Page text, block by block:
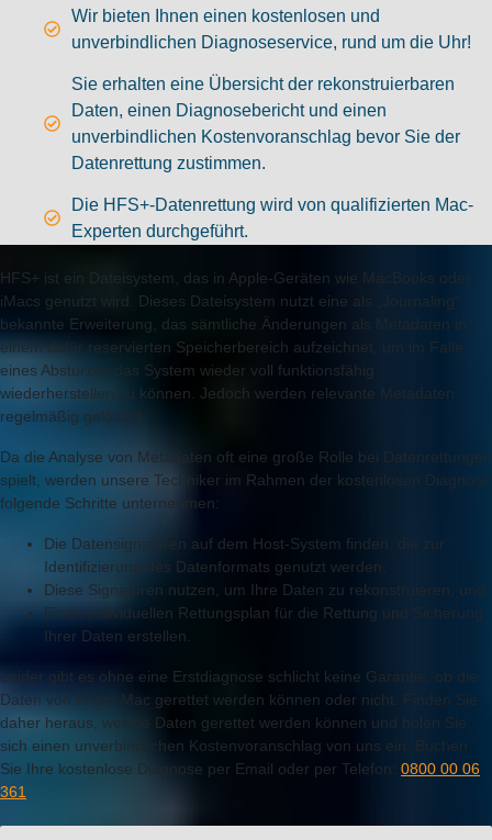
Wir bieten Ihnen einen kostenlosen und
unverbindlichen Diagnoseservice, rund um die Uhr!
Sie erhalten eine Übersicht der rekonstruierbaren
Daten, einen Diagnosebericht und einen
unverbindlichen Kostenvoranschlag bevor Sie der
Datenrettung zustimmen.
Die HFS+-Datenrettung wird von qualifizierten Mac-
Experten durchgeführt.
HFS+ ist ein Dateisystem, das in Apple-Geräten wie MacBooks oder
iMacs genutzt wird. Dieses Dateisystem nutzt eine als „Journaling“
bekannte Erweiterung, das sämtliche Änderungen als Metadaten in
einem dafür reservierten Speicherbereich aufzeichnet, um im Falle
eines Absturzes das System wieder voll funktionsfähig
wiederherstellen zu können. Jedoch werden relevante Metadaten
regelmäßig gelöscht.
Da die Analyse von Metadaten oft eine große Rolle bei Datenrettungen
spielt, werden unsere Techniker im Rahmen der kostenlosen Diagnose
folgende Schritte unternehmen:
Die Datensignaturen auf dem Host-System finden, die zur
Identifizierung des Datenformats genutzt werden;
Diese Signaturen nutzen, um Ihre Daten zu rekonstruieren; und
Einen individuellen Rettungsplan für die Rettung und Sicherung
Ihrer Daten erstellen.
Leider gibt es ohne eine Erstdiagnose schlicht keine Garantie, ob die
Daten von Ihrem Mac gerettet werden können oder nicht. Finden Sie
daher heraus, welche Daten gerettet werden können und holen Sie
sich einen unverbindlichen Kostenvoranschlag von uns ein. Buchen
Sie Ihre kostenlose Diagnose per Email oder per Telefon: 0800 00 06
361